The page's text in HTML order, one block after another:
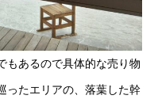
もあるので具体的な売り物
ったエリアの、落葉した幹